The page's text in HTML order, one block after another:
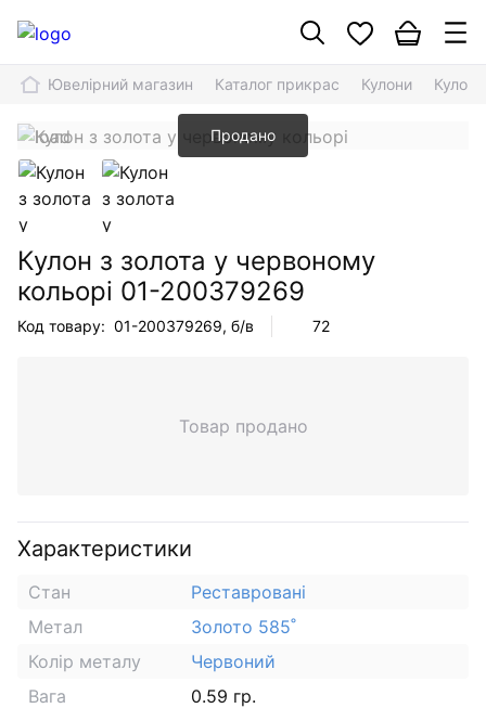
Ювелірний магазин Каталог прикрас Кулони Кулон
Продано
Кулон з золота у червоному
кольорі 01-200379269
Код товару: 01-200379269, б/в 72
Товар продано
Характеристики
Стан
Реставровані
Метал
Золото 585˚
Колір металу
Червоний
Вага
0.59 гр.